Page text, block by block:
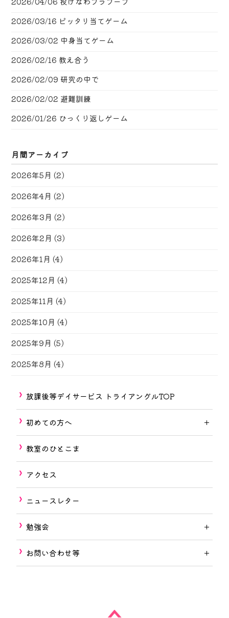
2026/03/16 ピッタリ当てゲーム
2026/03/02 中身当てゲーム
2026/02/16 教え合う
2026/02/09 研究の中で
2026/02/02 避難訓練
2026/01/26 ひっくり返しゲーム
月間アーカイブ
2026年5月 (2)
2026年4月 (2)
2026年3月 (2)
2026年2月 (3)
2026年1月 (4)
2025年12月 (4)
2025年11月 (4)
2025年10月 (4)
2025年9月 (5)
2025年8月 (4)
放課後等デイサービス トライアングルTOP
初めての方へ
教室のひとこま
アクセス
ニュースレター
勉強会
お問い合わせ等